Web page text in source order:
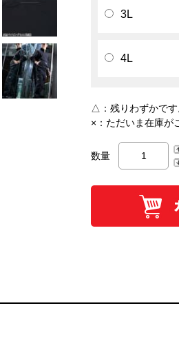
3L
4L
△： 残りわずかです
×： ただいま在庫が
数量